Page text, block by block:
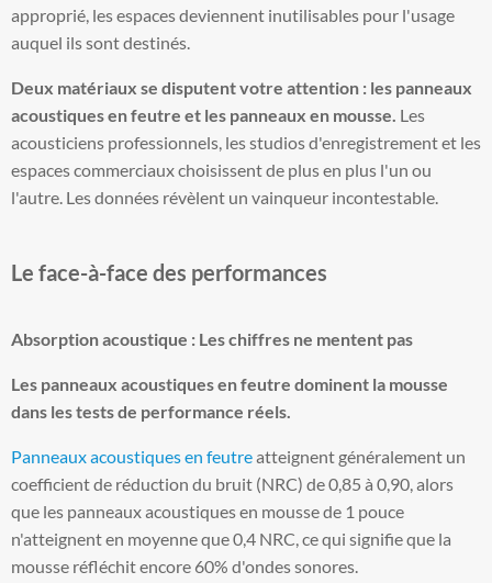
approprié, les espaces deviennent inutilisables pour l'usage
auquel ils sont destinés.
Deux matériaux se disputent votre attention : les panneaux
acoustiques en feutre et les panneaux en mousse. Les
acousticiens professionnels, les studios d'enregistrement et les
espaces commerciaux choisissent de plus en plus l'un ou
l'autre. Les données révèlent un vainqueur incontestable.
Le face-à-face des performances
Absorption acoustique : Les chiffres ne mentent pas
Les panneaux acoustiques en feutre dominent la mousse
dans les tests de performance réels.
Panneaux acoustiques en feutreatteignent généralement un
coefficient de réduction du bruit (NRC) de 0,85 à 0,90, alors
que les panneaux acoustiques en mousse de 1 pouce
n'atteignent en moyenne que 0,4 NRC, ce qui signifie que la
mousse réfléchit encore 60% d'ondes sonores.